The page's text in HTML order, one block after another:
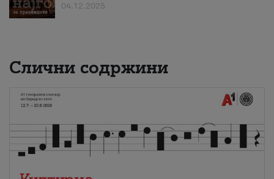
04.12.2025
Слични содржини